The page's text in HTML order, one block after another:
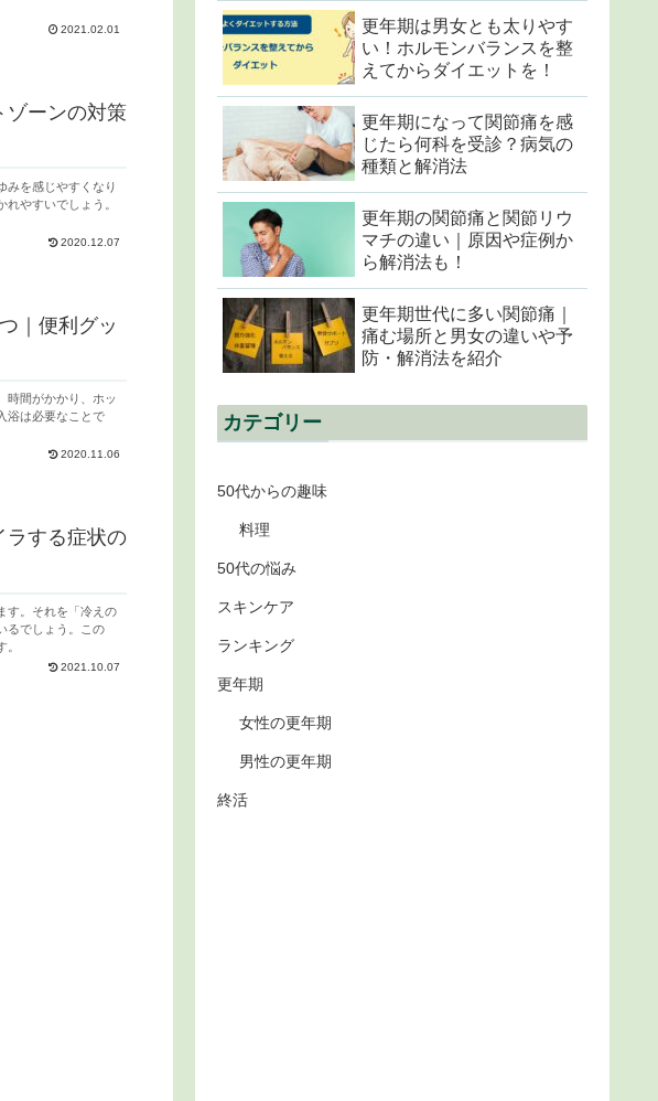
2021.02.01
ゾーンの対策
みを感じやすくなり
やすいでしょう。
2020.12.07
｜便利グッ
時間がかかり、ホッ
浴は必要なことで
2020.11.06
ラする症状の
す。それを「冷えの
るでしょう。この
2021.10.07
更年期は男女とも太りやす
い！ホルモンバランスを整
えてからダイエットを！
更年期になって関節痛を感
じたら何科を受診？病気の
種類と解消法
更年期の関節痛と関節リウ
マチの違い｜原因や症例か
ら解消法も！
更年期世代に多い関節痛｜
痛む場所と男女の違いや予
防・解消法を紹介
カテゴリー
50代からの趣味
料理
50代の悩み
スキンケア
ランキング
更年期
女性の更年期
男性の更年期
終活